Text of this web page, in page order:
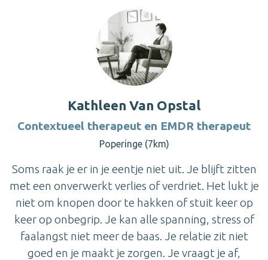
Kathleen Van Opstal
Contextueel therapeut en EMDR therapeut
Poperinge (7km)
Soms raak je er in je eentje niet uit. Je blijft zitten
met een onverwerkt verlies of verdriet. Het lukt je
niet om knopen door te hakken of stuit keer op
keer op onbegrip. Je kan alle spanning, stress of
faalangst niet meer de baas. Je relatie zit niet
goed en je maakt je zorgen. Je vraagt je af,